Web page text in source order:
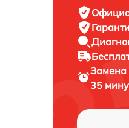
Замена
35